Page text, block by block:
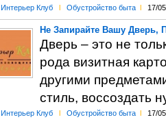
Интерьер Клуб l Обустройство быта l 17/
Не Запирайте Вашу Дверь,
Дверь – это не
рода визитная
другими
стиль, воссоздать
Интерьер Клуб l Обустройство быта l 17/